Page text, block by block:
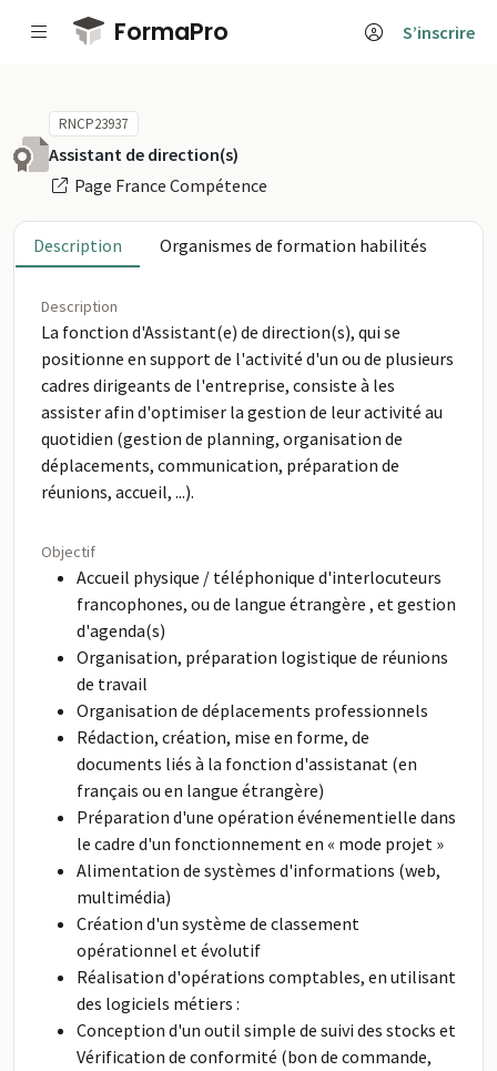
Passer au contenu principal
FormaPro S’inscrire
RNCP23937
Assistant de direction(s)
Page France Compétence
Description Organismes de formation habilités
Description
La fonction d'Assistant(e) de direction(s), qui se
positionne en support de l'activité d'un ou de plusieurs
cadres dirigeants de l'entreprise, consiste à les
assister afin d'optimiser la gestion de leur activité au
quotidien (gestion de planning, organisation de
déplacements, communication, préparation de
réunions, accueil, ...).
Objectif
Accueil physique / téléphonique d'interlocuteurs
francophones, ou de langue étrangère , et gestion
d'agenda(s)
Organisation, préparation logistique de réunions
de travail
Organisation de déplacements professionnels
Rédaction, création, mise en forme, de
documents liés à la fonction d'assistanat (en
français ou en langue étrangère)
Préparation d'une opération événementielle dans
le cadre d'un fonctionnement en « mode projet »
Alimentation de systèmes d'informations (web,
multimédia)
Création d'un système de classement
opérationnel et évolutif
Réalisation d'opérations comptables, en utilisant
des logiciels métiers :
Conception d'un outil simple de suivi des stocks et
Vérification de conformité (bon de commande,